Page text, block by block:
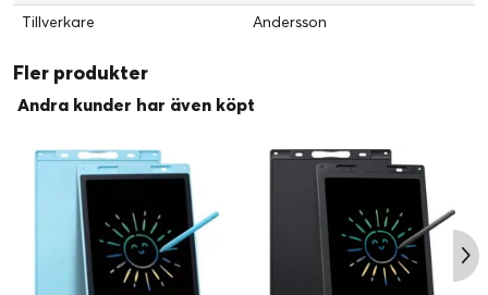
Tillverkare
Andersson
Fler produkter
Andra kunder har även köpt